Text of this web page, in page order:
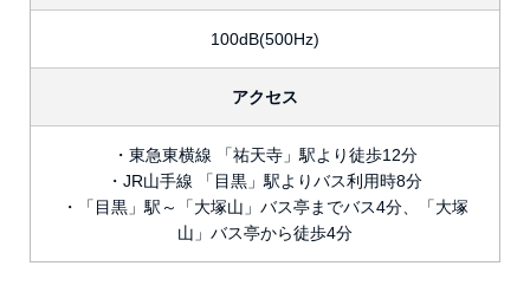
100dB(500Hz)
アクセス
・東急東横線 「祐天寺」駅より徒歩12分
・JR山手線 「目黒」駅よりバス利用時8分
・「目黒」駅～「大塚山」バス亭までバス4分、「大塚
山」バス亭から徒歩4分